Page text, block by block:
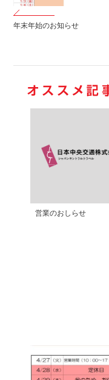
年末年始のお知らせ
営業のおしらせ